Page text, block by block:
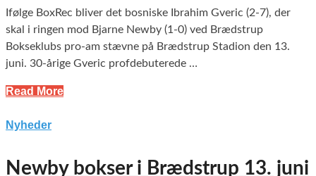
Ifølge BoxRec bliver det bosniske Ibrahim Gveric (2-7), der
skal i ringen mod Bjarne Newby (1-0) ved Brædstrup
Bokseklubs pro-am stævne på Brædstrup Stadion den 13.
juni. 30-årige Gveric profdebuterede …
Read More
Nyheder
Newby bokser i Brædstrup 13. juni